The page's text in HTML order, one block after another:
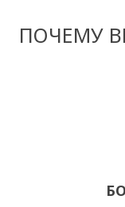
ПОЧЕМУ